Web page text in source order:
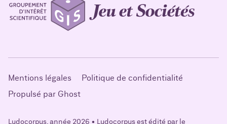
Mentions légales
Politique de confidentialité
Propulsé par Ghost
Ludocorpus, année 2026 • Ludocorpus est édité par le